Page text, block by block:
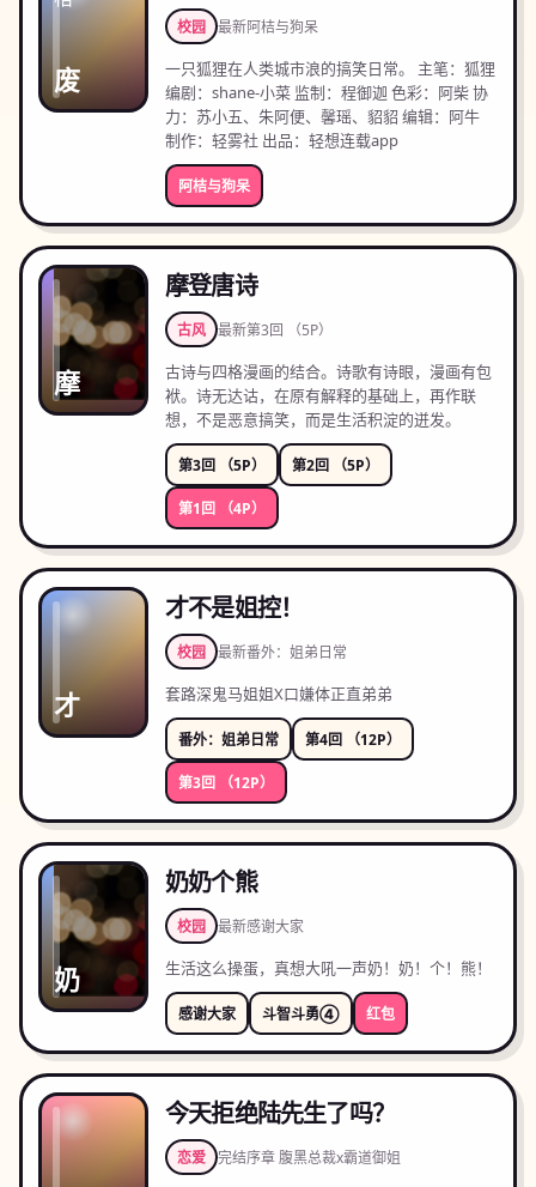
废
校园 最新阿桔与狗呆
一只狐狸在人类城市浪的搞笑日常。 主笔：狐狸
编剧：shane-小菜 监制：程御迦 色彩：阿柴 协
力：苏小五、朱阿便、馨瑶、貂貂 编辑：阿牛
制作：轻雾社 出品：轻想连载app
阿桔与狗呆
摩
摩登唐诗
古风 最新第3回 （5P）
古诗与四格漫画的结合。诗歌有诗眼，漫画有包
袱。诗无达诂，在原有解释的基础上，再作联
想，不是恶意搞笑，而是生活积淀的迸发。
第3回 （5P） 第2回 （5P）
第1回 （4P）
才
才不是姐控！
校园 最新番外：姐弟日常
套路深鬼马姐姐X口嫌体正直弟弟
番外：姐弟日常 第4回 （12P）
第3回 （12P）
奶
奶奶个熊
校园 最新感谢大家
生活这么操蛋，真想大吼一声奶！奶！个！熊！
感谢大家 斗智斗勇④ 红包
今天拒绝陆先生了吗？
恋爱 完结序章 腹黑总裁x霸道御姐